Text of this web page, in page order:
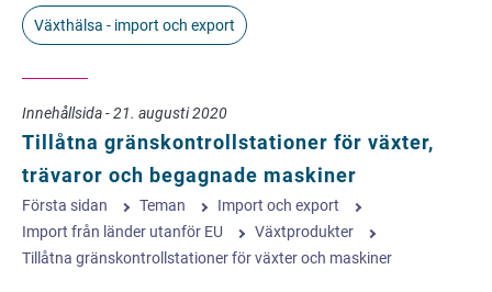
Växthälsa - import och export
Innehållsida - 21. augusti 2020
Tillåtna gränskontrollstationer för växter,
trävaror och begagnade maskiner
Första sidan Teman
Import och export
Import från länder utanför EU
Växtprodukter
Tillåtna gränskontrollstationer för växter och maskiner